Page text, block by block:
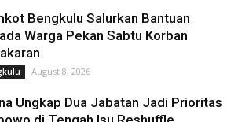
Bengkulu Salurkan Bantuan
Warga Pekan Sabtu Korban
August 8, 2026
Ungkap Dua Jabatan Jadi Prioritas